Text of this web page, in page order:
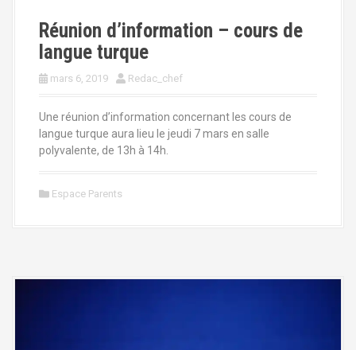
Réunion d’information – cours de
langue turque
mars 6, 2019 Redac_chef
Une réunion d’information concernant les cours de
langue turque aura lieu le jeudi 7 mars en salle
polyvalente, de 13h à 14h.
Espace Parents